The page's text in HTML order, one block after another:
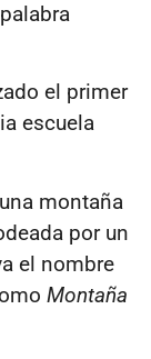
el primer
escuela
montaña
por un
el nombre
Montaña